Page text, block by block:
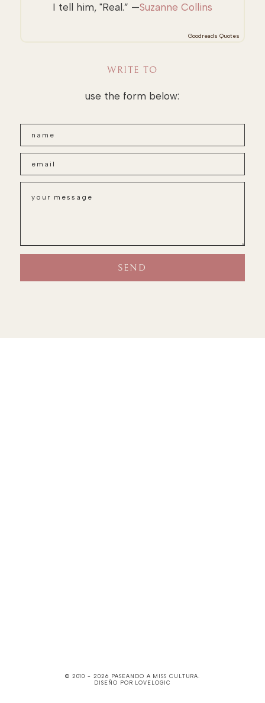
I tell him, "Real.” —Suzanne Collins
Goodreads Quotes
WRITE TO
use the form below:
© 2010 - 2026 PASEANDO A MISS CULTURA
DISEÑO POR LOVELOGIC